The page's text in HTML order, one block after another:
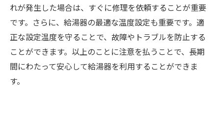
れが発生した場合は、すぐに修理を依頼することが重要
です。さらに、給湯器の最適な温度設定も重要です。適
正な設定温度を守ることで、故障やトラブルを防止する
ことができます。以上のことに注意を払うことで、長期
間にわたって安心して給湯器を利用することができま
す。